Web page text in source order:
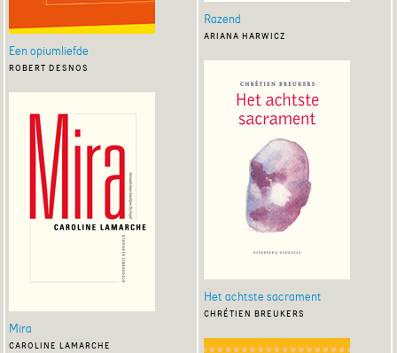
Een opiumliefde
robert desnos
Mira
caroline lamarche
Razend
ariana harwicz
Het achtste sacrament
chrétien breukers